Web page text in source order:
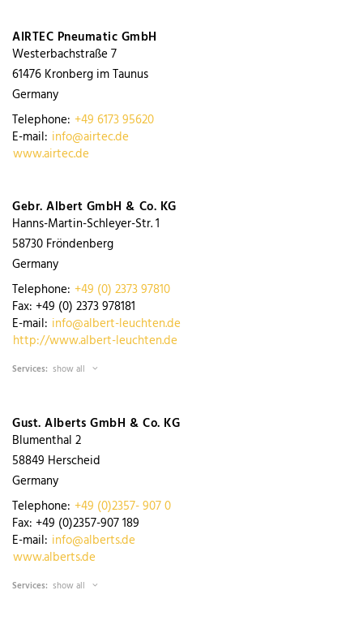
AIRTEC Pneumatic GmbH
Westerbachstraße 7
61476 Kronberg im Taunus
Germany
Telephone: +49 6173 95620
E-mail: info@airtec.de
www.airtec.de
Gebr. Albert GmbH & Co. KG
Hanns-Martin-Schleyer-Str. 1
58730 Fröndenberg
Germany
Telephone: +49 (0) 2373 97810
Fax: +49 (0) 2373 978181
E-mail: info@albert-leuchten.de
http://www.albert-leuchten.de
Services: show all
Gust. Alberts GmbH & Co. KG
Blumenthal 2
58849 Herscheid
Germany
Telephone: +49 (0)2357- 907 0
Fax: +49 (0)2357-907 189
E-mail: info@alberts.de
www.alberts.de
Services: show all